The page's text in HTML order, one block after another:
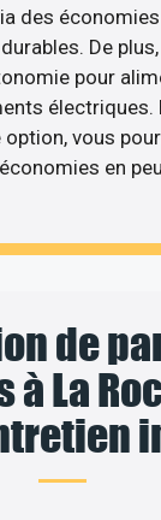
des économies
De
pour
électriques.
vous
en
de
à La